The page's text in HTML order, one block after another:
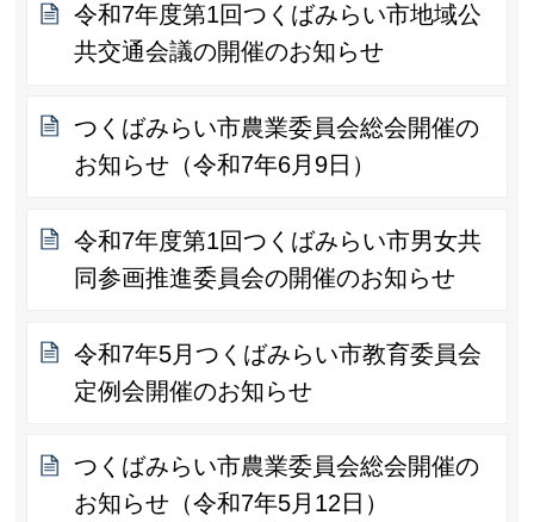
令和7年度第1回つくばみらい市地域公
共交通会議の開催のお知らせ
つくばみらい市農業委員会総会開催の
お知らせ（令和7年6月9日）
令和7年度第1回つくばみらい市男女共
同参画推進委員会の開催のお知らせ
令和7年5月つくばみらい市教育委員会
定例会開催のお知らせ
つくばみらい市農業委員会総会開催の
お知らせ（令和7年5月12日）